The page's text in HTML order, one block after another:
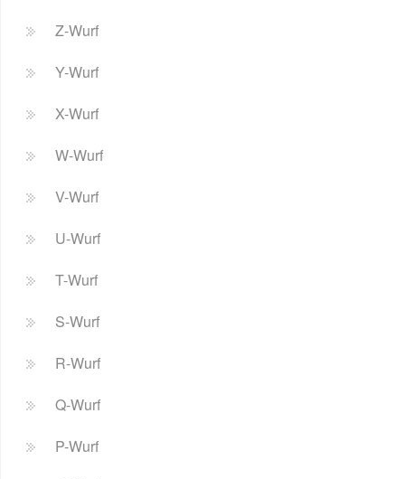
Z-Wurf
Y-Wurf
X-Wurf
W-Wurf
V-Wurf
U-Wurf
T-Wurf
S-Wurf
R-Wurf
Q-Wurf
P-Wurf